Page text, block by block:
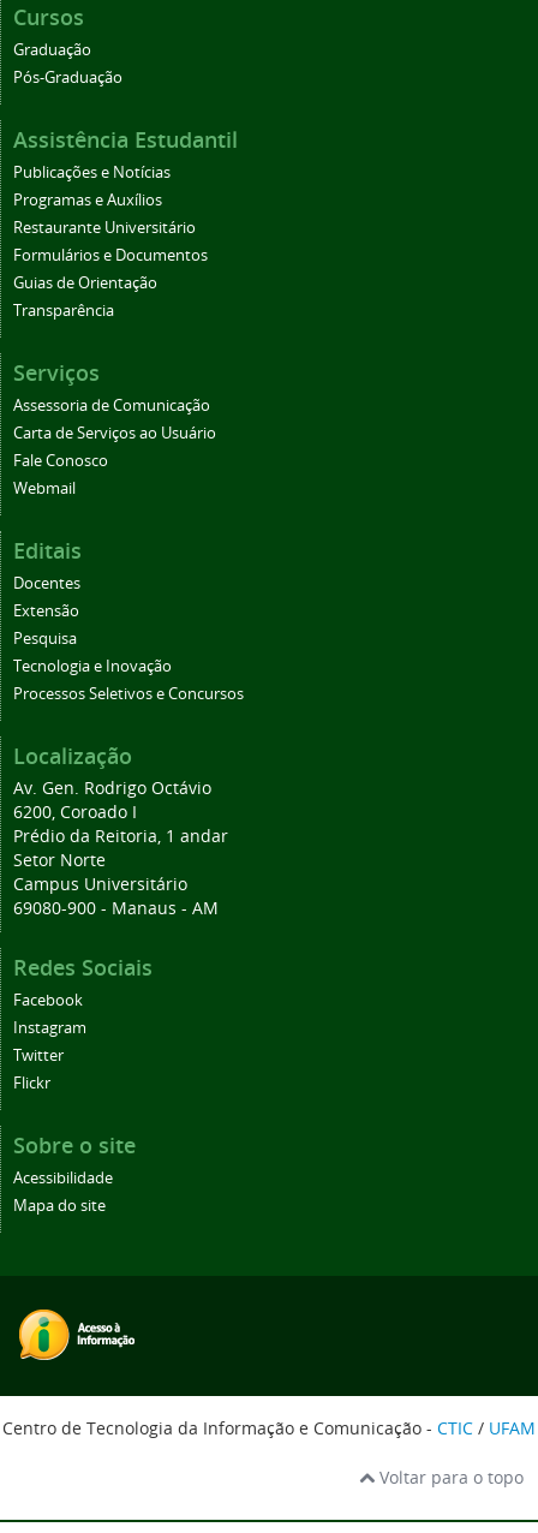
Cursos
Graduação
Pós-Graduação
Assistência Estudantil
Publicações e Notícias
Programas e Auxílios
Restaurante Universitário
Formulários e Documentos
Guias de Orientação
Transparência
Serviços
Assessoria de Comunicação
Carta de Serviços ao Usuário
Fale Conosco
Webmail
Editais
Docentes
Extensão
Pesquisa
Tecnologia e Inovação
Processos Seletivos e Concursos
Localização
Av. Gen. Rodrigo Octávio
6200, Coroado I
Prédio da Reitoria, 1 andar
Setor Norte
Campus Universitário
69080-900 - Manaus - AM
Redes Sociais
Facebook
Instagram
Twitter
Flickr
Sobre o site
Acessibilidade
Mapa do site
Centro de Tecnologia da Informação e Comunicação - CTIC / UFAM
Voltar para o topo